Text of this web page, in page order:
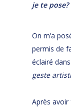
je te
On m’a
permis de
éclairé
geste
Après